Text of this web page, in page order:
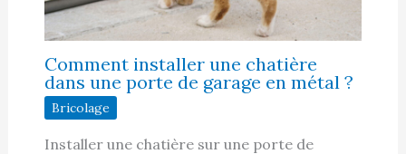
Comment installer une chatière
dans une porte de garage en métal ?
Bricolage
Installer une chatière sur une porte de